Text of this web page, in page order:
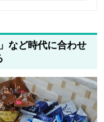
など時代に合わせ